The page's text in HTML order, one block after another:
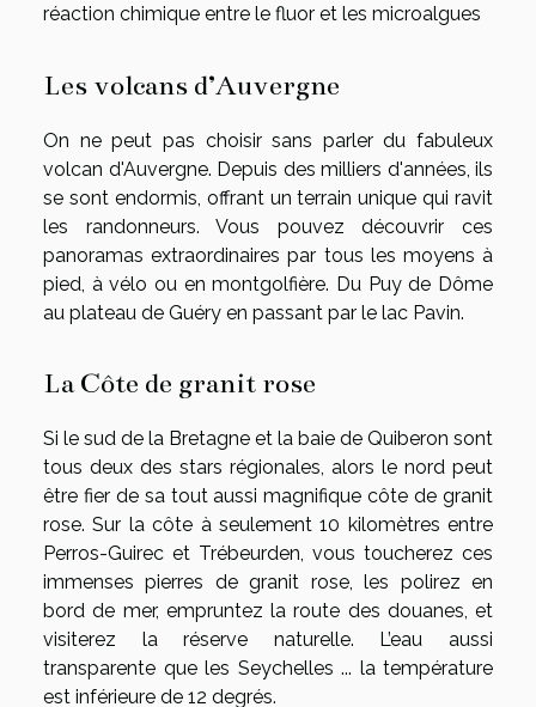
réaction chimique entre le fluor et les microalgues
Les volcans d’Auvergne
On ne peut pas choisir sans parler du fabuleux
volcan d'Auvergne. Depuis des milliers d'années, ils
se sont endormis, offrant un terrain unique qui ravit
les randonneurs. Vous pouvez découvrir ces
panoramas extraordinaires par tous les moyens à
pied, à vélo ou en montgolfière. Du Puy de Dôme
au plateau de Guéry en passant par le lac Pavin.
La Côte de granit rose
Si le sud de la Bretagne et la baie de Quiberon sont
tous deux des stars régionales, alors le nord peut
être fier de sa tout aussi magnifique côte de granit
rose. Sur la côte à seulement 10 kilomètres entre
Perros-Guirec et Trébeurden, vous toucherez ces
immenses pierres de granit rose, les polirez en
bord de mer, empruntez la route des douanes, et
visiterez la réserve naturelle. L’eau aussi
transparente que les Seychelles ... la température
est inférieure de 12 degrés.